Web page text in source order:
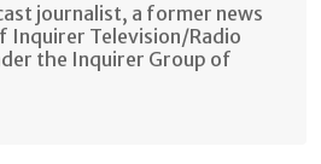
journalist, a former news
Television/Radio
the Inquirer Group of